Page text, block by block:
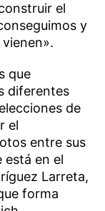
el
y
que
diferentes
de
el
entre sus
está en el
Larreta,
forma